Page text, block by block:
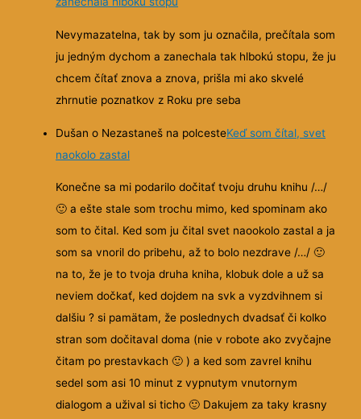
Nevymazatelna, tak by som ju označila, prečítala som
ju jedným dychom a zanechala tak hlbokú stopu, že ju
chcem čítať znova a znova, prišla mi ako skvelé
zhrnutie poznatkov z Roku pre seba
Dušan o Nezastaneš na polcesteKeď som čítal, svet
naokolo zastal
Konečne sa mi podarilo dočitať tvoju druhu knihu /…/
🙂 a ešte stale som trochu mimo, ked spominam ako
som to čital. Ked som ju čital svet naookolo zastal a ja
som sa vnoril do pribehu, až to bolo nezdrave /…/🙂
na to, že je to tvoja druha kniha, klobuk dole a už sa
neviem dočkať, ked dojdem na svk a vyzdvihnem si
dalšiu ? si pamätam, že poslednych dvadsať či kolko
stran som dočitaval doma (nie v robote ako zvyčajne
čitam po prestavkach🙂 ) a ked som zavrel knihu
sedel som asi 10 minut z vypnutym vnutornym
dialogom a užival si ticho🙂 Dakujem za taky krasny